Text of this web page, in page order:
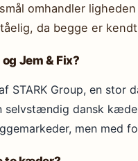
omhandler
da begge er
Jem & Fix?
STARK Group, en stor
selvstændig dansk
men med